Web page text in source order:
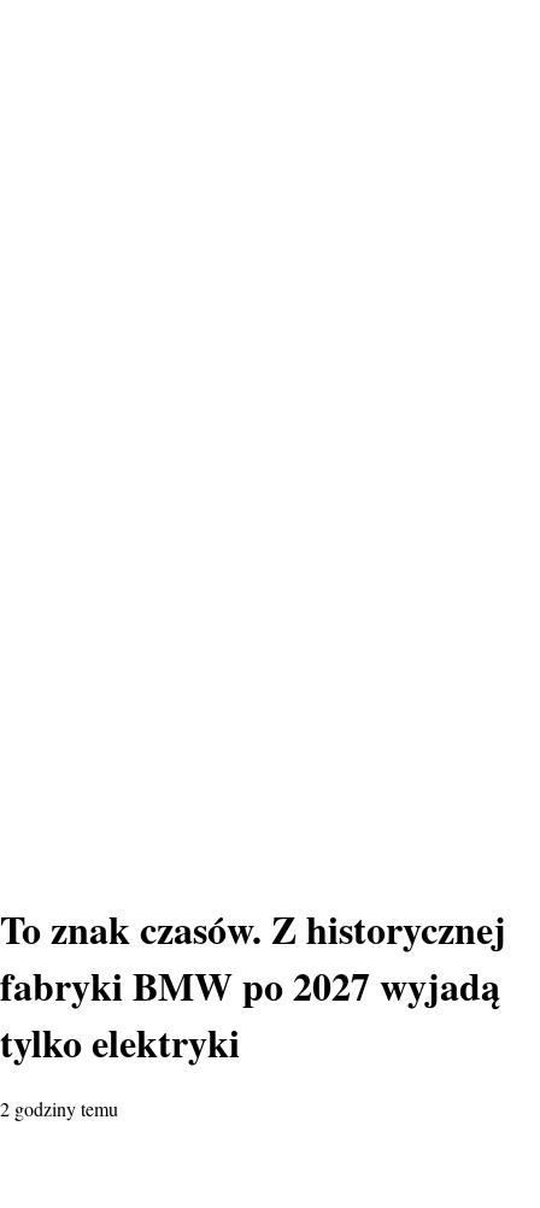
To znak czasów. Z historycznej
fabryki BMW po 2027 wyjadą
tylko elektryki
2 godziny temu